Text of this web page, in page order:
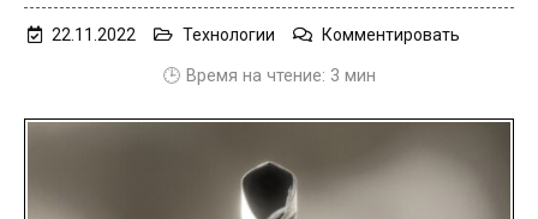
22.11.2022 Технологии Комментировать
🕒 Время на чтение: 3 мин